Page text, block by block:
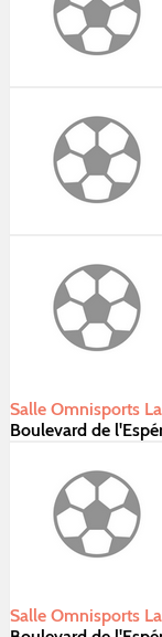
Salle Omnisports
Boulevard de
Salle Omnisports